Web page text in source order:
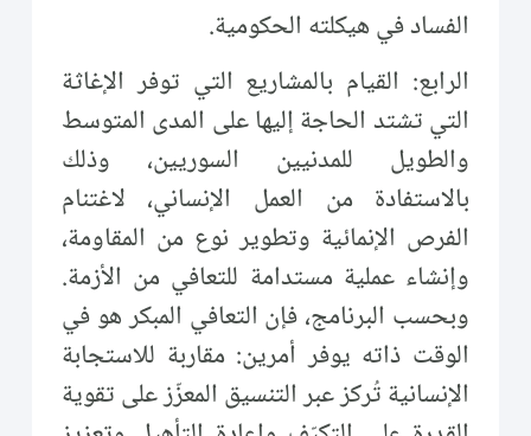
الفساد في هيكلته الحكومية.
الرابع: القيام بالمشاريع التي توفر الإغاثة
التي تشتد الحاجة إليها على المدى المتوسط
والطويل للمدنيين السوريين، وذلك
بالاستفادة من العمل الإنساني، لاغتنام
الفرص الإنمائية وتطوير نوع من المقاومة،
وإنشاء عملية مستدامة للتعافي من الأزمة.
وبحسب البرنامج، فإن التعافي المبكر هو في
الوقت ذاته يوفر أمرين: مقاربة للاستجابة
الإنسانية تُركز عبر التنسيق المعزّز على تقوية